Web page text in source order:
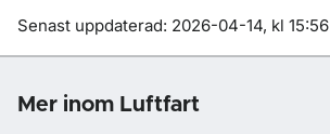
Om sidan
Senast uppdaterad: 2026-04-14, kl 15:56
Mer inom Luftfart